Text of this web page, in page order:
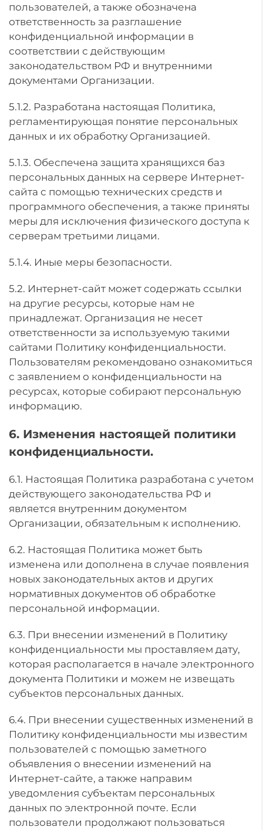
пользователей, а также обозначена
ответственность за разглашение
конфиденциальной информации в
соответствии с действующим
законодательством РФ и внутренними
документами Организации.
5.1.2. Разработана настоящая Политика,
регламентирующая понятие персональных
данных и их обработку Организацией.
5.1.3. Обеспечена защита хранящихся баз
персональных данных на сервере Интернет-
сайта с помощью технических средств и
программного обеспечения, а также приняты
меры для исключения физического доступа к
серверам третьими лицами.
5.1.4. Иные меры безопасности.
5.2. Интернет-сайт может содержать ссылки
на другие ресурсы, которые нам не
принадлежат. Организация не несет
ответственности за используемую такими
сайтами Политику конфиденциальности.
Пользователям рекомендовано ознакомиться
с заявлением о конфиденциальности на
ресурсах, которые собирают персональную
информацию.
6. Изменения настоящей политики
конфиденциальности.
6.1. Настоящая Политика разработана с учетом
действующего законодательства РФ и
является внутренним документом
Организации, обязательным к исполнению.
6.2. Настоящая Политика может быть
изменена или дополнена в случае появления
новых законодательных актов и других
нормативных документов об обработке
персональной информации.
6.3. При внесении изменений в Политику
конфиденциальности мы проставляем дату,
которая располагается в начале электронного
документа Политики и можем не извещать
субъектов персональных данных.
6.4. При внесении существенных изменений в
Политику конфиденциальности мы известим
пользователей с помощью заметного
объявления о внесении изменений на
Интернет-сайте, а также направим
уведомления субъектам персональных
данных по электронной почте. Если
пользователи продолжают пользоваться